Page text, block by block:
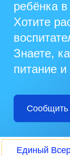
ребёнка
Хотите
Знаете,
питание и
Сообщить
Единый